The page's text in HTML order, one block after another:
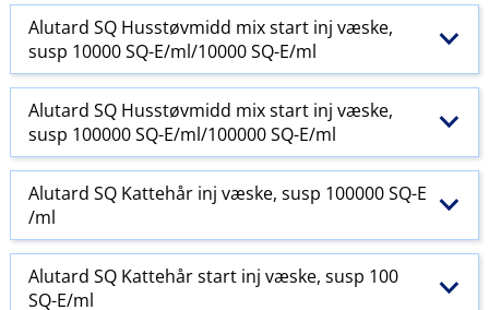
Alutard SQ Husstøvmidd mix start inj væske,
susp 10000 SQ-E​/​ml/10000 SQ-E​/​ml
Alutard SQ Husstøvmidd mix start inj væske,
susp 100000 SQ-E​/​ml/100000 SQ-E​/​ml
Alutard SQ Kattehår inj væske, susp 100000 SQ-E​
/​ml
Alutard SQ Kattehår start inj væske, susp 100
SQ-E​/​ml